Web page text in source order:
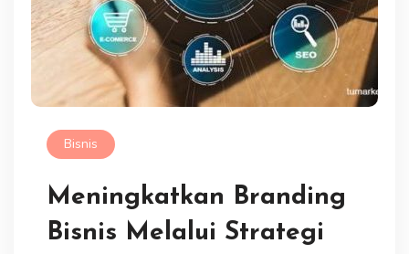
Bisnis
Meningkatkan Branding
Bisnis Melalui Strategi